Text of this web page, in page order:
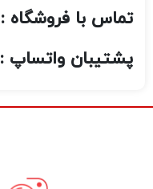
تماس با فروشگاه : 02171057641
پشتیبان واتساپ : 09364165449